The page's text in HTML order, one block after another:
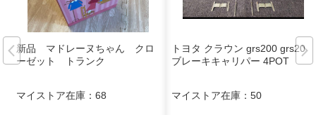
新品 マドレーヌちゃん クロ
ーゼット トランク
マイストア在庫： 68
トヨタ クラウン grs200 grs204
ブレーキキャリパー 4POT
マイストア在庫： 50